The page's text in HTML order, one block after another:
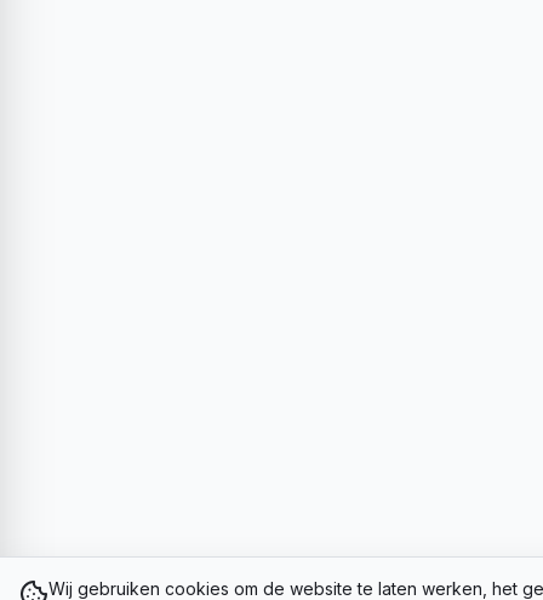
Wij gebruiken cookies om de website te laten werken, het